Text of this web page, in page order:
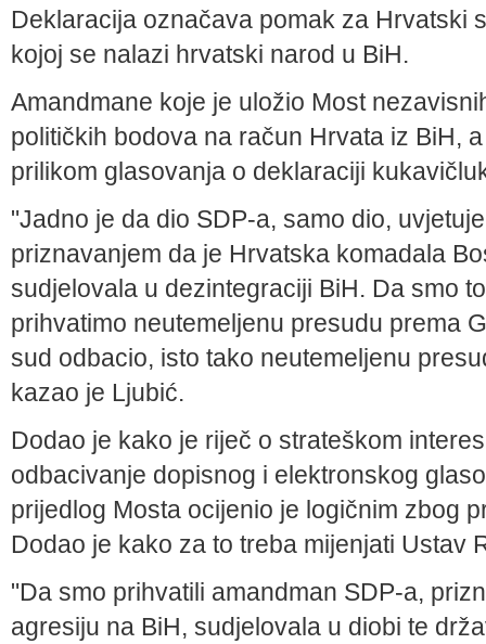
Deklaracija označava pomak za Hrvatski
kojoj se nalazi hrvatski narod u BiH.
Amandmane koje je uložio Most
političkih bodova na račun Hrvata iz BiH,
prilikom glasovanja o deklaraciji
"Jadno je da dio SDP-a, samo dio,
priznavanjem da je Hrvatska komadala
sudjelovala u dezintegraciji BiH. Da smo
prihvatimo neutemeljenu presudu prema
sud odbacio, isto tako neutemeljenu
kazao je Ljubić.
Dodao je kako je riječ o strateškom
odbacivanje dopisnog i elektronskog
prijedlog Mosta ocijenio je logičnim zbog
Dodao je kako za to treba mijenjati Ustav
"Da smo prihvatili amandman SDP-a,
agresiju na BiH, sudjelovala u diobi te